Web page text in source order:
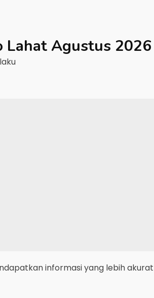
LahatAgustus 2026
informasi yang lebih akurat